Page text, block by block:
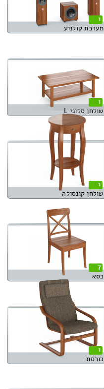
1
מערכת קולנוע
1
שולחן סלוני L
1
שולחן קונסולה
7
כסא
1
כורסת